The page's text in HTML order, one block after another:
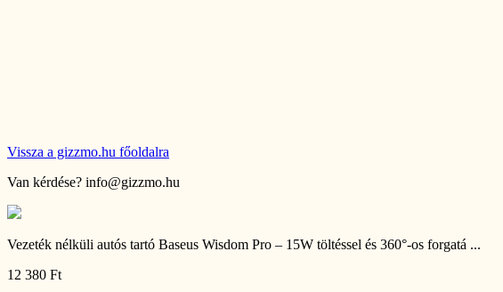
Vissza a gizzmo.hu főoldalra
Van kérdése? info@gizzmo.hu
Vezeték nélküli autós tartó Baseus Wisdom Pro – 15W töltéssel és 360°-os forgatá ...
12 380 Ft